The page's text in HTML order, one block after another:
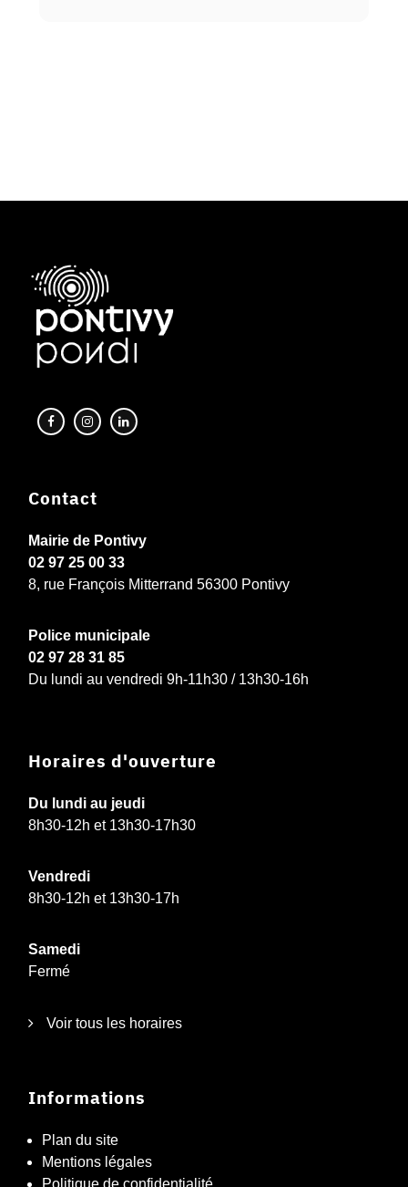
Contact
Mairie de Pontivy
02 97 25 00 33
8, rue François Mitterrand 56300 Pontivy
Police municipale
02 97 28 31 85
Du lundi au vendredi 9h-11h30 / 13h30-16h
Horaires d'ouverture
Du lundi au jeudi
8h30-12h et 13h30-17h30
Vendredi
8h30-12h et 13h30-17h
Samedi
Fermé
Voir tous les horaires
Informations
Plan du site
Mentions légales
Politique de confidentialité